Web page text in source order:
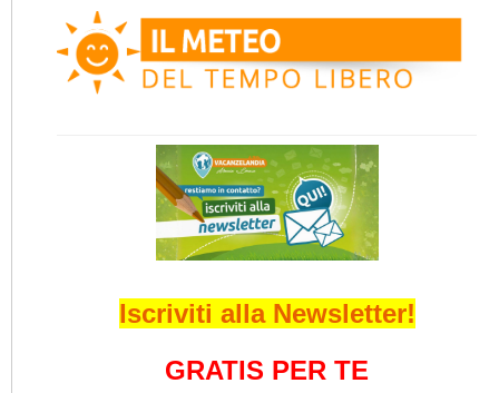
Iscriviti alla Newsletter!
GRATIS PER TE